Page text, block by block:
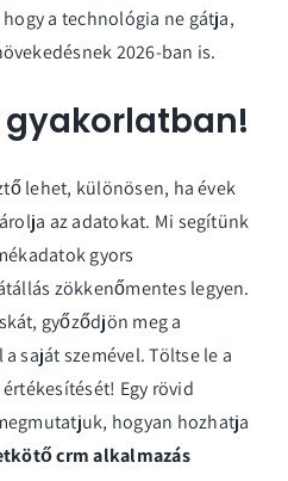
a technológia ne gátja,
2026-ban is.
gyakorlatban!
lehet, különösen, ha évek
az adatokat. Mi segítünk
gyors
zökkenőmentes legyen.
győződjön meg a
a saját szemével.Töltse le a
Egy rövid
hogyan hozhatja
crm alkalmazás